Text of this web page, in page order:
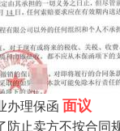
办理保函 面议
防止卖方不按合